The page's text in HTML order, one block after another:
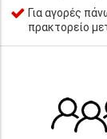
Για αγορές
πρακτορείο